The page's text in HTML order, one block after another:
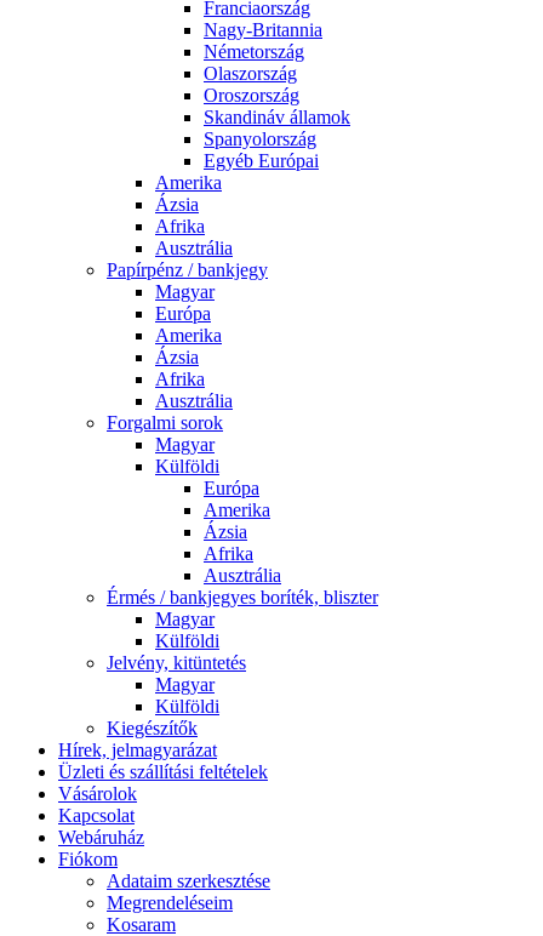
Franciaország
Nagy-Britannia
Németország
Olaszország
Oroszország
Skandináv államok
Spanyolország
Egyéb Európai
Amerika
Ázsia
Afrika
Ausztrália
Papírpénz / bankjegy
Magyar
Európa
Amerika
Ázsia
Afrika
Ausztrália
Forgalmi sorok
Magyar
Külföldi
Európa
Amerika
Ázsia
Afrika
Ausztrália
Érmés / bankjegyes boríték, bliszter
Magyar
Külföldi
Jelvény, kitüntetés
Magyar
Külföldi
Kiegészítők
Hírek, jelmagyarázat
Üzleti és szállítási feltételek
Vásárolok
Kapcsolat
Webáruház
Fiókom
Adataim szerkesztése
Megrendeléseim
Kosaram